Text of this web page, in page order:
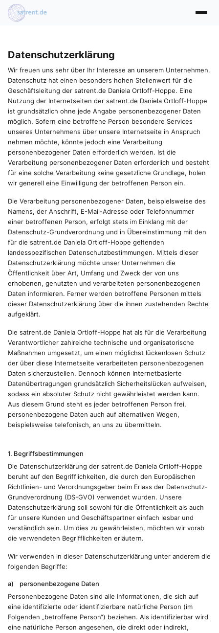
Datenschutzerklärung
Wir freuen uns sehr über Ihr Interesse an unserem Unternehmen.
Datenschutz hat einen besonders hohen Stellenwert für die
Geschäftsleitung der satrent.de Daniela Ortloff-Hoppe. Eine
Nutzung der Internetseiten der satrent.de Daniela Ortloff-Hoppe
ist grundsätzlich ohne jede Angabe personenbezogener Daten
möglich. Sofern eine betroffene Person besondere Services
unseres Unternehmens über unsere Internetseite in Anspruch
nehmen möchte, könnte jedoch eine Verarbeitung
personenbezogener Daten erforderlich werden. Ist die
Verarbeitung personenbezogener Daten erforderlich und besteht
für eine solche Verarbeitung keine gesetzliche Grundlage, holen
wir generell eine Einwilligung der betroffenen Person ein.
Die Verarbeitung personenbezogener Daten, beispielsweise des
Namens, der Anschrift, E-Mail-Adresse oder Telefonnummer
einer betroffenen Person, erfolgt stets im Einklang mit der
Datenschutz-Grundverordnung und in Übereinstimmung mit den
für die satrent.de Daniela Ortloff-Hoppe geltenden
landesspezifischen Datenschutzbestimmungen. Mittels dieser
Datenschutzerklärung möchte unser Unternehmen die
Öffentlichkeit über Art, Umfang und Zweck der von uns
erhobenen, genutzten und verarbeiteten personenbezogenen
Daten informieren. Ferner werden betroffene Personen mittels
dieser Datenschutzerklärung über die ihnen zustehenden Rechte
aufgeklärt.
Die satrent.de Daniela Ortloff-Hoppe hat als für die Verarbeitung
Verantwortlicher zahlreiche technische und organisatorische
Maßnahmen umgesetzt, um einen möglichst lückenlosen Schutz
der über diese Internetseite verarbeiteten personenbezogenen
Daten sicherzustellen. Dennoch können Internetbasierte
Datenübertragungen grundsätzlich Sicherheitslücken aufweisen,
sodass ein absoluter Schutz nicht gewährleistet werden kann.
Aus diesem Grund steht es jeder betroffenen Person frei,
personenbezogene Daten auch auf alternativen Wegen,
beispielsweise telefonisch, an uns zu übermitteln.
1. Begriffsbestimmungen
Die Datenschutzerklärung der satrent.de Daniela Ortloff-Hoppe
beruht auf den Begrifflichkeiten, die durch den Europäischen
Richtlinien- und Verordnungsgeber beim Erlass der Datenschutz-
Grundverordnung (DS-GVO) verwendet wurden. Unsere
Datenschutzerklärung soll sowohl für die Öffentlichkeit als auch
für unsere Kunden und Geschäftspartner einfach lesbar und
verständlich sein. Um dies zu gewährleisten, möchten wir vorab
die verwendeten Begrifflichkeiten erläutern.
Wir verwenden in dieser Datenschutzerklärung unter anderem die
folgenden Begriffe:
a) personenbezogene Daten
Personenbezogene Daten sind alle Informationen, die sich auf
eine identifizierte oder identifizierbare natürliche Person (im
Folgenden „betroffene Person“) beziehen. Als identifizierbar wird
eine natürliche Person angesehen, die direkt oder indirekt,